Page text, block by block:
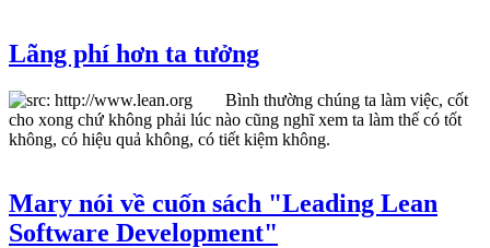
Lãng phí hơn ta tưởng
Bình thường chúng ta làm việc, cốt
cho xong chứ không phải lúc nào cũng nghĩ xem ta làm thế có tốt
không, có hiệu quả không, có tiết kiệm không.
Mary nói về cuốn sách "Leading Lean
Software Development"